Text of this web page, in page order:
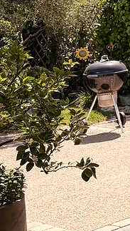
soignées, pour un résultat à la fois
de vie.
Previous